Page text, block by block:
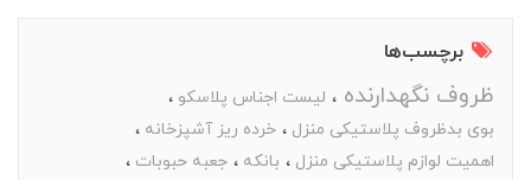
برچسب‌ها
ظروف نگهدارنده
لیست اجناس پلاسکو
بوی بدظروف پلاستیکی منزل
خرده ریز آشپزخانه
اهمیت لوازم پلاستیکی منزل
بانکه
جعبه حبوبات